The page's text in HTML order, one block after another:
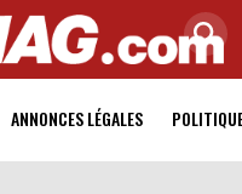
ANNONCES LÉGALES